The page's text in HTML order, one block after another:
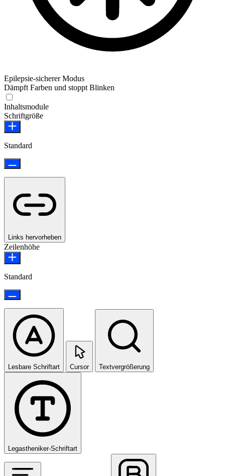
Epilepsie-sicherer Modus
Dämpft Farben und stoppt Blinken
Inhaltsmodule
Schriftgröße
Standard
Links hervorheben
Zeilenhöhe
Standard
Lesbare Schriftart Cursor Textvergrößerung
Legastheniker-Schriftart